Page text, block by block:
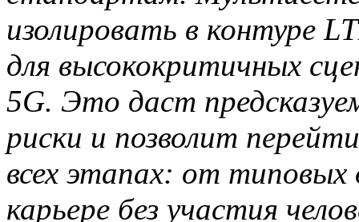
изолировать в контуре
для высококритичных
5G. Это даст
риски и позволит
всех этапах: от
карьере без участия